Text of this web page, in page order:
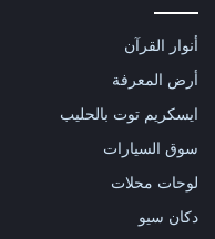
أنوار القرآن
أرض المعرفة
ايسكريم توت بالحليب
سوق السيارات
لوحات محلات
دكان سيو